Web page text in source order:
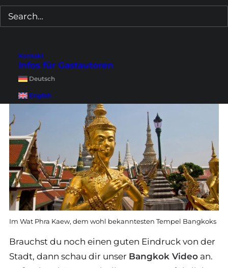
Kontakt
Infos für Gastautoren
Deutsch
English
Im Wat Phra Kaew, dem wohl bekanntesten Tempel Bangkoks
Brauchst du noch einen guten Eindruck von der
Stadt, dann schau dir unser Bangkok Video an.